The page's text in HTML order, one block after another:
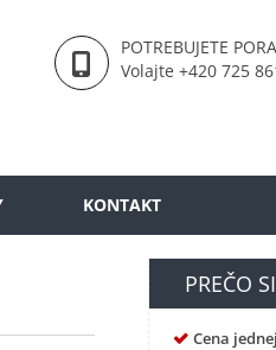
POTREBUJETE
Volajte +420 725
KONTAKT
PREČO
Cena